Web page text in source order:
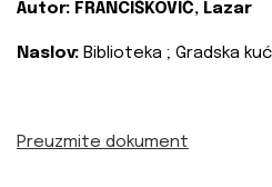
Autor: FRANCIŠKOVIĆ, Lazar
Naslov: Biblioteka ; Gradska
Preuzmite dokument